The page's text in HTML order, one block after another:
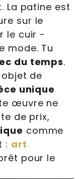
La patine est
sur le
le cuir -
mode. Tu
du temps.
de
unique
œuvre ne
de prix,
comme
: art
pour le